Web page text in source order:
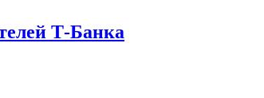
Т-Банка